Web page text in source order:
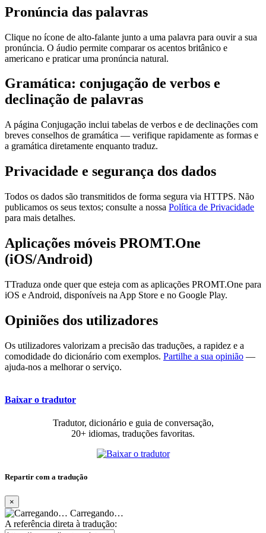
Pronúncia das palavras
Clique no ícone de alto-falante junto a uma palavra para ouvir a sua
pronúncia. O áudio permite comparar os acentos britânico e
americano e praticar uma pronúncia natural.
Gramática: conjugação de verbos e
declinação de palavras
A página Conjugação inclui tabelas de verbos e de declinações com
breves conselhos de gramática — verifique rapidamente as formas e
a gramática diretamente enquanto traduz.
Privacidade e segurança dos dados
Todos os dados são transmitidos de forma segura via HTTPS. Não
publicamos os seus textos; consulte a nossa Política de Privacidade
para mais detalhes.
Aplicações móveis PROMT.One
(iOS/Android)
TTraduza onde quer que esteja com as aplicações PROMT.One para
iOS e Android, disponíveis na App Store e no Google Play.
Opiniões dos utilizadores
Os utilizadores valorizam a precisão das traduções, a rapidez e a
comodidade do dicionário com exemplos. Partilhe a sua opinião —
ajuda-nos a melhorar o serviço.
Baixar o tradutor
Tradutor, dicionário e guia de conversação,
20+ idiomas, traduções favoritas.
Repartir com a tradução
×
Carregando…
A referência direta à tradução: